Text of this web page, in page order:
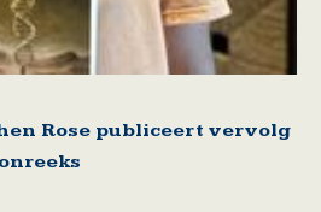
Rose publiceert vervolg